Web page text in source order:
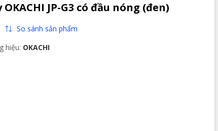
JP-G3 có đầu nóng (đen)
So sánh sản phẩm
hiệu: OKACHI